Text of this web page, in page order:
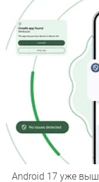
Android 17 уже